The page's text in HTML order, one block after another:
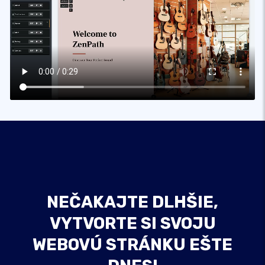
NEČAKAJTE DLHŠIE,
VYTVORTE SI SVOJU
WEBOVÚ STRÁNKU EŠTE